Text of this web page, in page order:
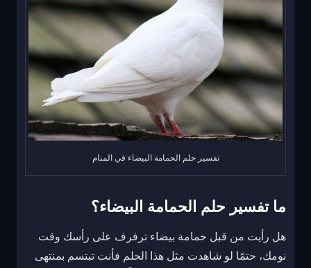
تفسير حلم الحمامة البيضاء في المنام
ما تفسير حلم الحمامة البيضاء؟
هل رأيت من قبل حمامة بيضاء ترفرف على رأسك وقت
نومك، حتمًا لو شاهدت مثل هذا الحلم فأنت تبتسم بمنتهى